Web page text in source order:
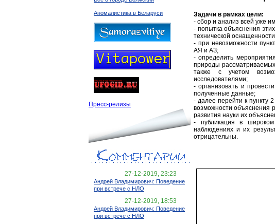
Аномалистика в Беларуси
Пресс-релизы
27-12-2019, 23:23
Андрей Владимирович: Поведение
при встрече с НЛО
27-12-2019, 18:53
Андрей Владимирович: Поведение
при встрече с НЛО
Задачи в рамках цели:
- сбор и анализ всей уже
- попытка объяснения
технической
- при невозможности
АЯ и АЗ;
- определить
природы
также с учетом
исследователями;
- организовать и
полученные данные;
- далее перейти к пункту
возможности объяснения
развития науки их
- публикация в широком
наблюдениях и их
отрицательны.